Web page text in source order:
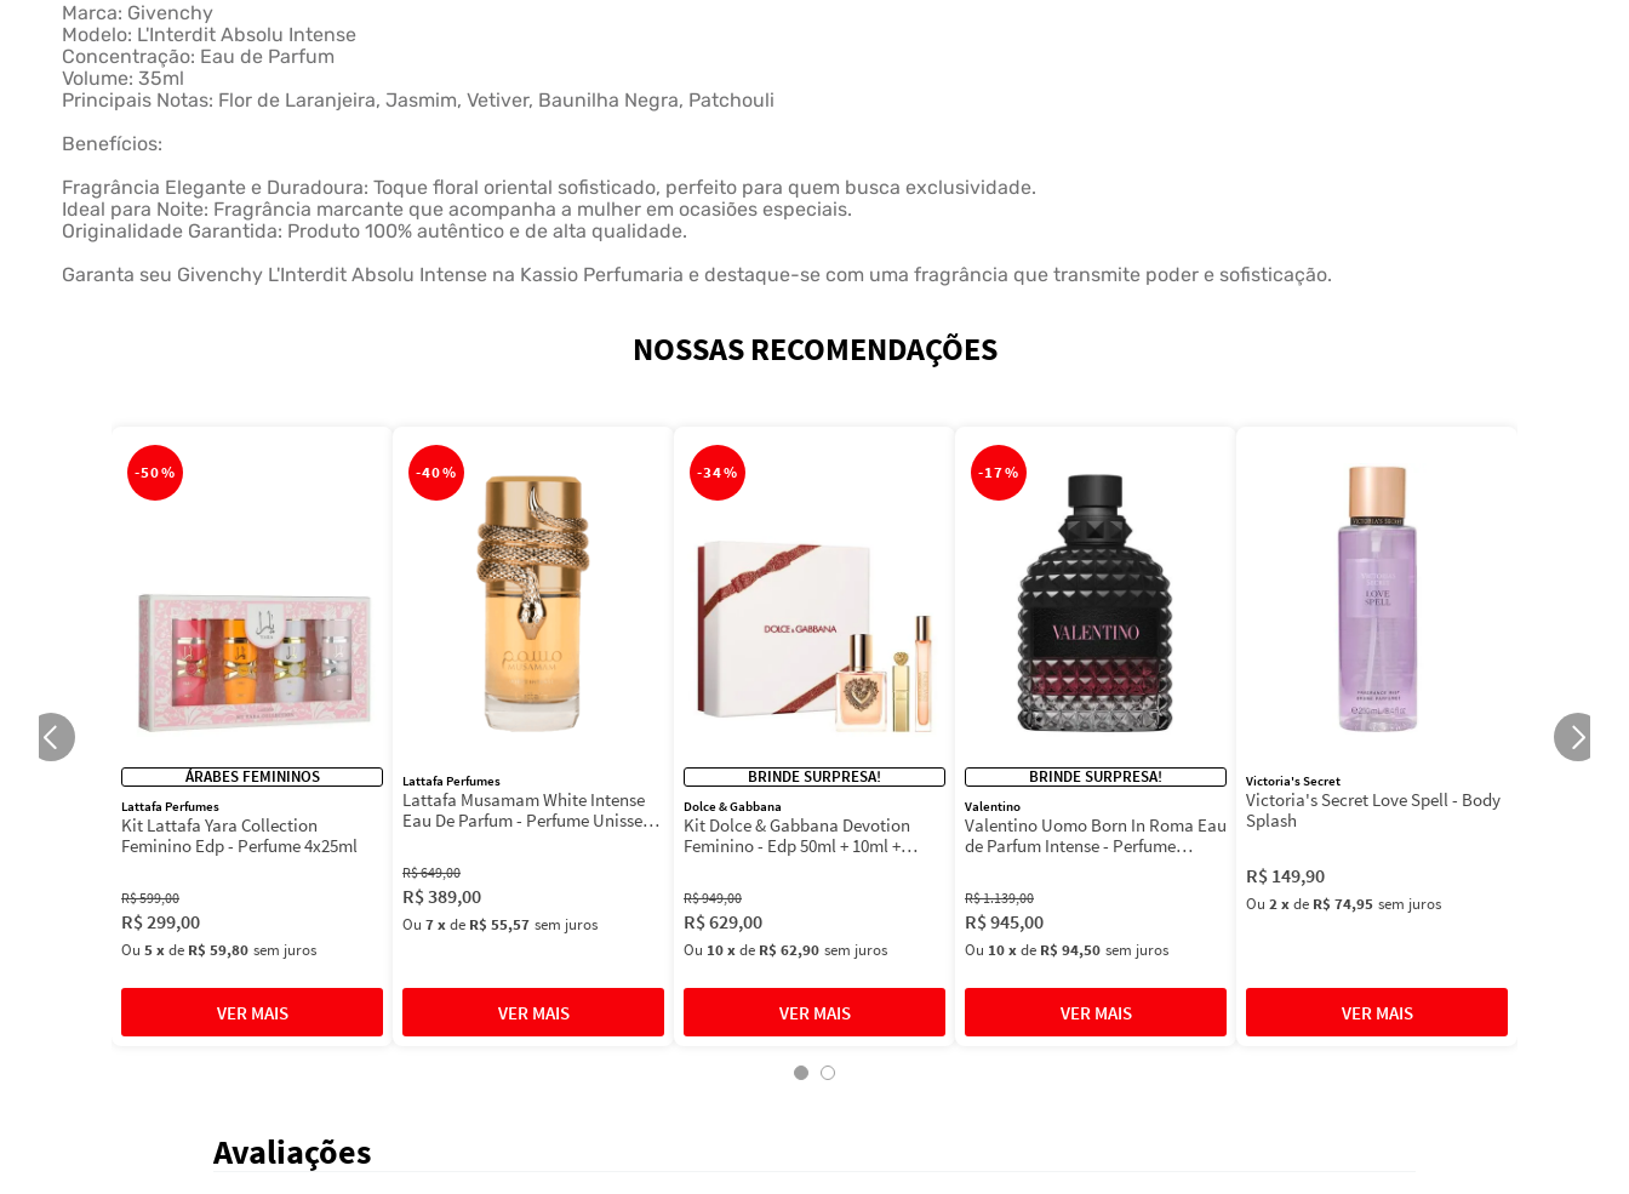
Marca: Givenchy
Modelo: L'Interdit Absolu Intense
Concentração: Eau de Parfum
Volume: 35ml
Principais Notas: Flor de Laranjeira, Jasmim, Vetiver, Baunilha Negra, Patchouli
Benefícios:
Fragrância Elegante e Duradoura: Toque floral oriental sofisticado, perfeito para quem busca exclusividade.
Ideal para Noite: Fragrância marcante que acompanha a mulher em ocasiões especiais.
Originalidade Garantida: Produto 100% autêntico e de alta qualidade.
Garanta seu Givenchy L'Interdit Absolu Intense na Kassio Perfumaria e destaque-se com uma fragrância que transmite poder e sofisticação.
NOSSAS RECOMENDAÇÕES
-50%
ÁRABES FEMININOS
Lattafa Perfumes
Kit Lattafa Yara Collection
Feminino Edp - Perfume 4x25ml
R$599,00
R$299,00
Ou 5xde R$ 59,80 sem juros
-40%
Lattafa Perfumes
Lattafa Musamam White Intense
Eau De Parfum - Perfume Unissex
R$649,00
R$389,00
Ou 7xde R$ 55,57 sem juros
-34%
BRINDE SURPRESA!
Dolce & Gabbana
Kit Dolce & Gabbana Devotion
Feminino - Edp 50ml + 10ml +
R$949,00
R$629,00
Ou 10xde R$ 62,90 sem juros
-17%
BRINDE SURPRESA!
Valentino
Valentino Uomo Born In Roma Eau
de Parfum Intense - Perfume
R$1.139,00
R$945,00
Ou 10xde R$ 94,50 sem juros
Victoria's Secret
Victoria's Secret Love Spell - Body
Splash
R$ 149,90
Ou 2xde R$ 74,95 sem juros
Avaliações